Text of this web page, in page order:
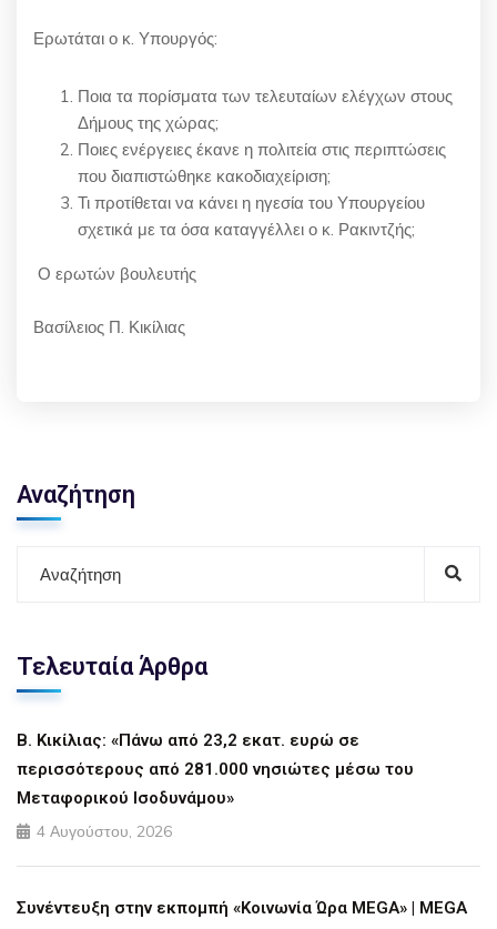
Ερωτάται ο κ. Υπουργός:
Ποια τα πορίσματα των τελευταίων ελέγχων στους
Δήμους της χώρας;
Ποιες ενέργειες έκανε η πολιτεία στις περιπτώσεις
που διαπιστώθηκε κακοδιαχείριση;
Τι προτίθεται να κάνει η ηγεσία του Υπουργείου
σχετικά με τα όσα καταγγέλλει ο κ. Ρακιντζής;
Ο ερωτών βουλευτής
Βασίλειος Π. Κικίλιας
Αναζήτηση
Τελευταία Άρθρα
Β. Κικίλιας: «Πάνω από 23,2 εκατ. ευρώ σε
περισσότερους από 281.000 νησιώτες μέσω του
Μεταφορικού Ισοδυνάμου»
4 Αυγούστου, 2026
Συνέντευξη στην εκπομπή «Κοινωνία Ώρα MEGA» | MEGA